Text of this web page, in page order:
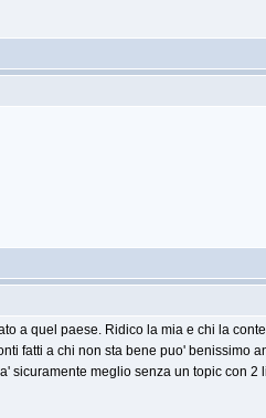
a quel paese. Ridico la mia e chi la
fatti a chi non sta bene puo' benissimo
sicuramente meglio senza un topic con 2